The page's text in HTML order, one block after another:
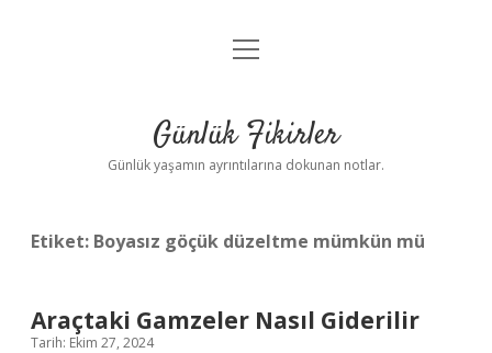
Anasayfa
Yasal Uyarı
menüyü
Günlük Fikirler
Günlük yaşamın ayrıntılarına dokunan notlar.
Etiket: Boyasız göçük düzeltme mümkün mü
Araçtaki Gamzeler Nasıl Giderilir
Tarih: Ekim 27, 2024